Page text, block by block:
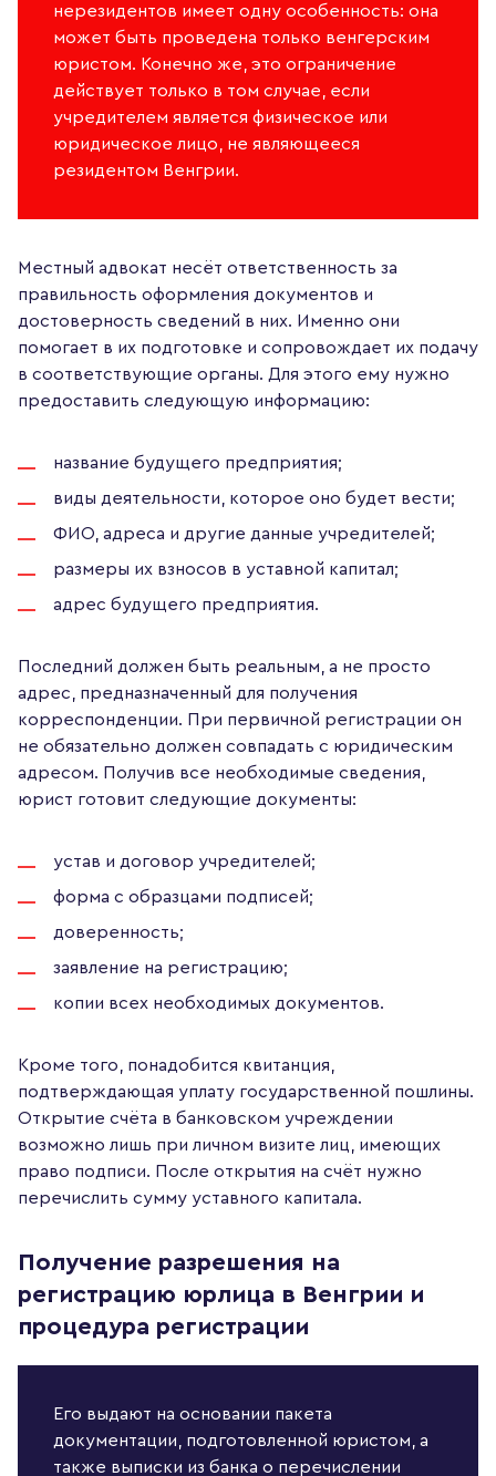
нерезидентов имеет одну особенность: она
может быть проведена только венгерским
юристом. Конечно же, это ограничение
действует только в том случае, если
учредителем является физическое или
юридическое лицо, не являющееся
резидентом Венгрии.
Местный адвокат несёт ответственность за
правильность оформления документов и
достоверность сведений в них. Именно они
помогает в их подготовке и сопровождает их подачу
в соответствующие органы. Для этого ему нужно
предоставить следующую информацию:
название будущего предприятия;
виды деятельности, которое оно будет вести;
ФИО, адреса и другие данные учредителей;
размеры их взносов в уставной капитал;
адрес будущего предприятия.
Последний должен быть реальным, а не просто
адрес, предназначенный для получения
корреспонденции. При первичной регистрации он
не обязательно должен совпадать с юридическим
адресом. Получив все необходимые сведения,
юрист готовит следующие документы:
устав и договор учредителей;
форма с образцами подписей;
доверенность;
заявление на регистрацию;
копии всех необходимых документов.
Кроме того, понадобится квитанция,
подтверждающая уплату государственной пошлины.
Открытие счёта в банковском учреждении
возможно лишь при личном визите лиц, имеющих
право подписи. После открытия на счёт нужно
перечислить сумму уставного капитала.
Получение разрешения на
регистрацию юрлица в Венгрии и
процедура регистрации
Его выдают на основании пакета
документации, подготовленной юристом, а
также выписки из банка о перечислении